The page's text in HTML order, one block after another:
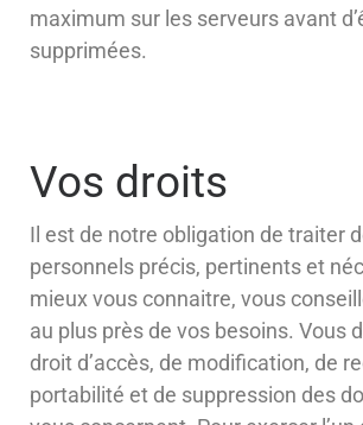
maximum sur les serveurs avant
supprimées.
Vos droits
Il est de notre obligation de traiter
personnels précis, pertinents et
mieux vous connaitre, vous
au plus près de vos besoins. Vous
droit d’accès, de modification, de
portabilité et de suppression des